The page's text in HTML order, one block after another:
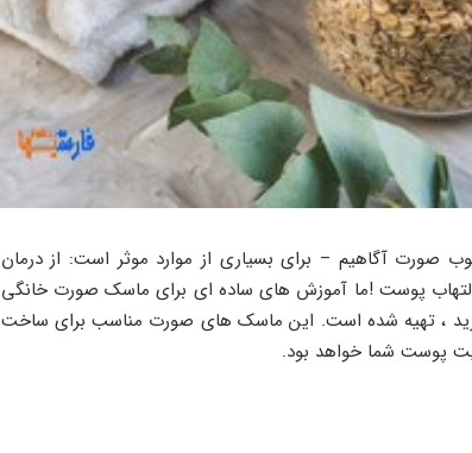
صورت آگاهیم – برای بسیاری از موارد موثر است: از درمان
پوست !ما آموزش های ساده ای برای ماسک صورت خانگی
، تهیه شده است. این ماسک های صورت مناسب برای ساخت
پوست شما خواهد بود.